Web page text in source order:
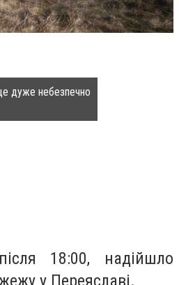
дуже небезпечно
18:00, надійшло
у Переяславі.